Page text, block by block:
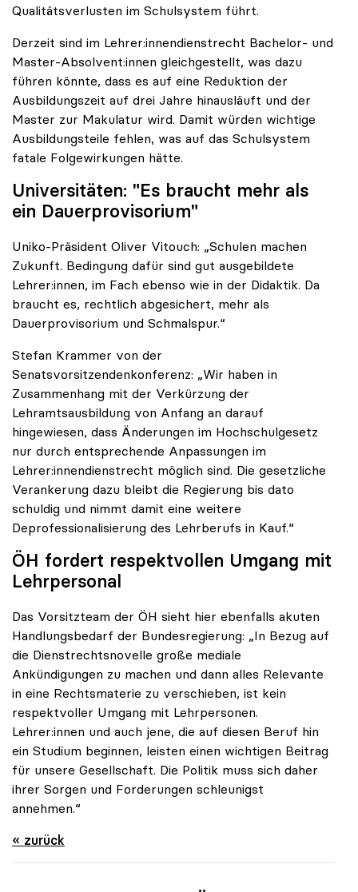
Qualitätsverlusten im Schulsystem führt.
Derzeit sind im Lehrer:innendienstrecht Bachelor- und
Master-Absolvent:innen gleichgestellt, was dazu
führen könnte, dass es auf eine Reduktion der
Ausbildungszeit auf drei Jahre hinausläuft und der
Master zur Makulatur wird. Damit würden wichtige
Ausbildungsteile fehlen, was auf das Schulsystem
fatale Folgewirkungen hätte.
Universitäten: "Es braucht mehr als
ein Dauerprovisorium"
Uniko-Präsident Oliver Vitouch: „Schulen machen
Zukunft. Bedingung dafür sind gut ausgebildete
Lehrer:innen, im Fach ebenso wie in der Didaktik. Da
braucht es, rechtlich abgesichert, mehr als
Dauerprovisorium und Schmalspur.“
Stefan Krammer von der
Senatsvorsitzendenkonferenz: „Wir haben in
Zusammenhang mit der Verkürzung der
Lehramtsausbildung von Anfang an darauf
hingewiesen, dass Änderungen im Hochschulgesetz
nur durch entsprechende Anpassungen im
Lehrer:innendienstrecht möglich sind. Die gesetzliche
Verankerung dazu bleibt die Regierung bis dato
schuldig und nimmt damit eine weitere
Deprofessionalisierung des Lehrberufs in Kauf.“
ÖH fordert respektvollen Umgang mit
Lehrpersonal
Das Vorsitzteam der ÖH sieht hier ebenfalls akuten
Handlungsbedarf der Bundesregierung: „In Bezug auf
die Dienstrechtsnovelle große mediale
Ankündigungen zu machen und dann alles Relevante
in eine Rechtsmaterie zu verschieben, ist kein
respektvoller Umgang mit Lehrpersonen.
Lehrer:innen und auch jene, die auf diesen Beruf hin
ein Studium beginnen, leisten einen wichtigen Beitrag
für unsere Gesellschaft. Die Politik muss sich daher
ihrer Sorgen und Forderungen schleunigst
annehmen.“
« zurück